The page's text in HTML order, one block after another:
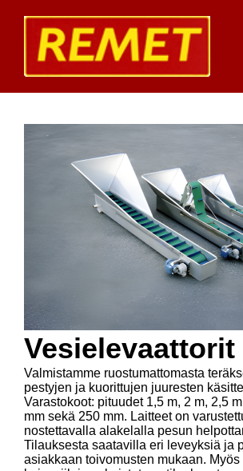
Vesielevaattorit
Valmistamme ruostumattomasta
pestyjen ja kuorittujen juuresten
Varastokoot: pituudet 1,5 m, 2 m, 2,5
mm sekä 250 mm. Laitteet on
nostettavalla alakelalla pesun
Tilauksesta saatavilla eri leveyksiä ja
asiakkaan toivomusten mukaan. Myös